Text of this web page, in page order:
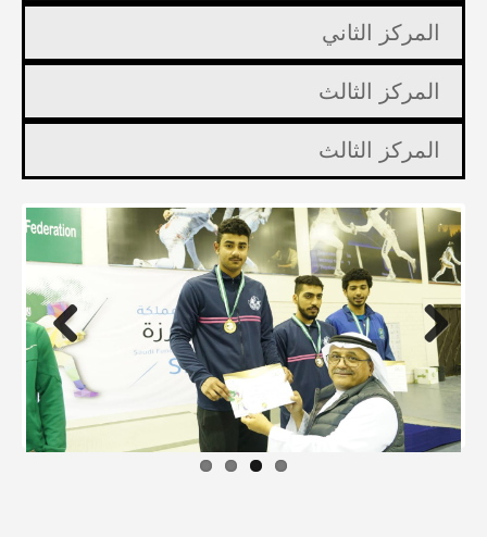
المركز الثاني
المركز الثالث
المركز الثالث
Previous Next